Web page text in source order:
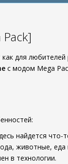
для любителей
с модом Mega
найдется что-
животные, еда
в технологии.